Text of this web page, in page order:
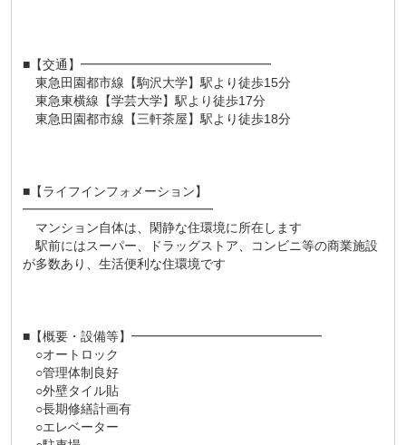
■【交通】━━━━━━━━━━━━━━━
東急田園都市線【駒沢大学】駅より徒歩15分
東急東横線【学芸大学】駅より徒歩17分
東急田園都市線【三軒茶屋】駅より徒歩18分
■【ライフインフォメーション】
━━━━━━━━━━━━━━━
マンション自体は、閑静な住環境に所在します
駅前にはスーパー、ドラッグストア、コンビニ等の商業施設
が多数あり、生活便利な住環境です
■【概要・設備等】━━━━━━━━━━━━━━━
○オートロック
○管理体制良好
○外壁タイル貼
○長期修繕計画有
○エレベーター